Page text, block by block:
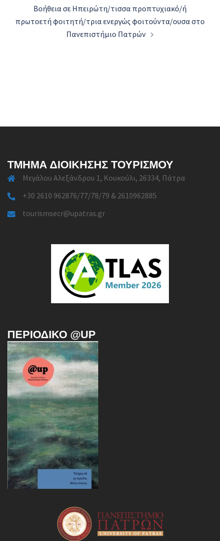
Βοήθεια σε Ηπειρώτη/τισσα προπτυχιακό/ή
πρωτοετή φοιτητή/τρια ενεργώς φοιτούντα/ουσα στο
Πανεπιστήμιο Πατρών
ΤΜΉΜΑ ΔΙΟΊΚΗΣΗΣ ΤΟΥΡΙΣΜΟΎ
Μεγάλου Αλεξάνδρου 1, Κουκούλι, 26334, Πάτρα
+30 2610 962876/77/78/79 & 2610962885
tourismsecr@upatras.gr
ΠΕΡΙΟΔΙΚΌ @UP